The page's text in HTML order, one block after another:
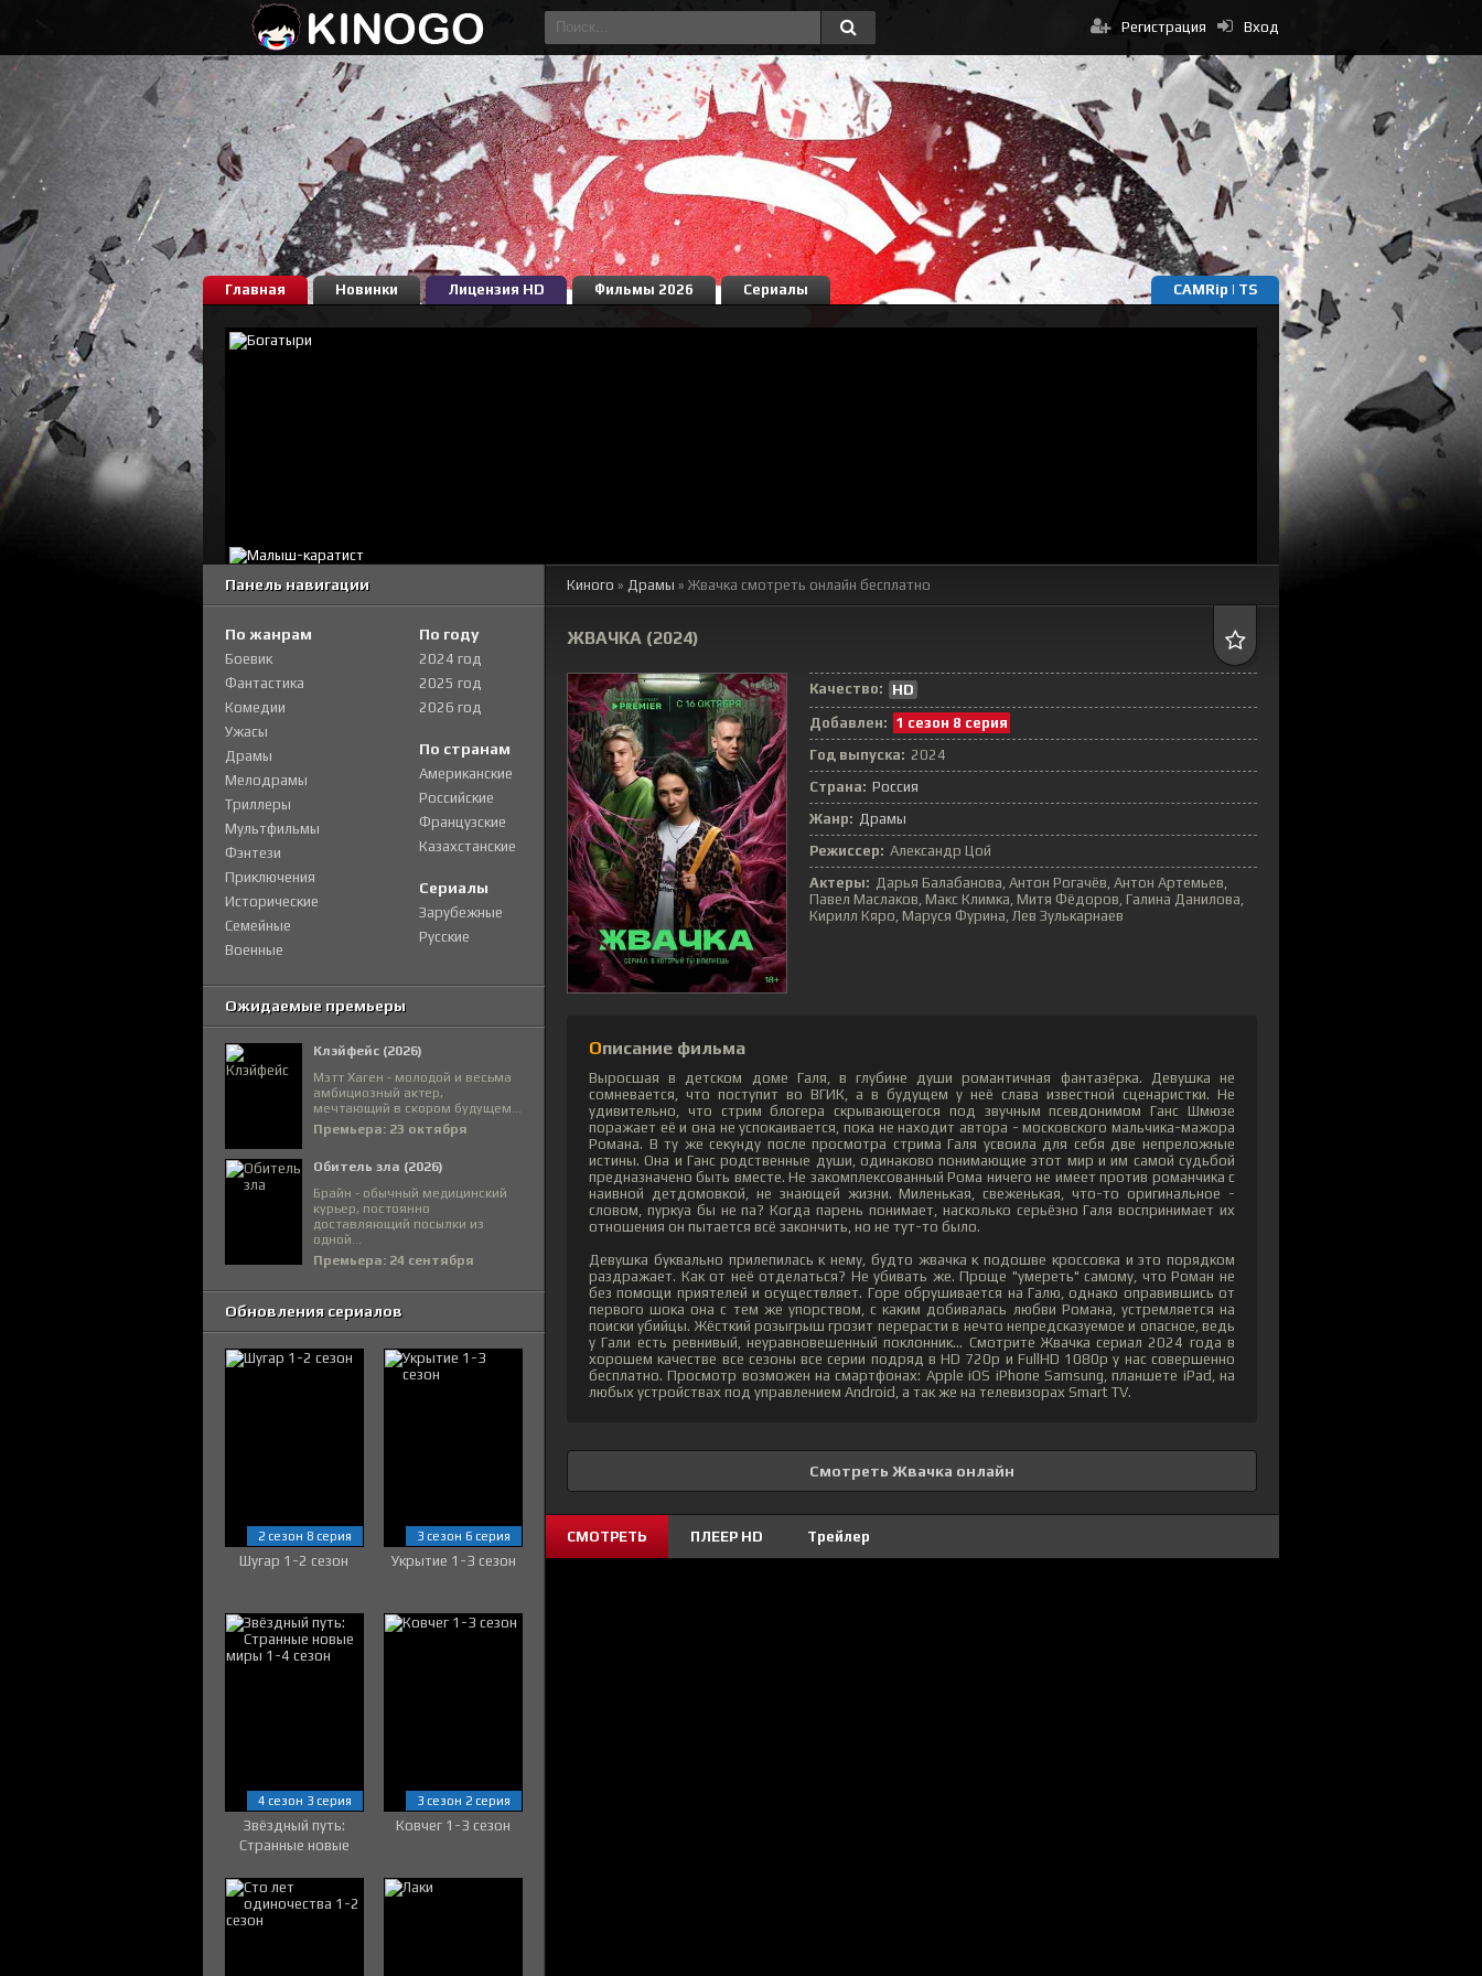
Вход
Регистрация
Главная Новинки Лицензия HD Фильмы 2026 Сериалы CAMRip | TS
Киного » Драмы » Жвачка смотреть онлайн бесплатно
ЖВАЧКА (2024)
Качество:
HD
Добавлен: 1 сезон 8 серия
Год выпуска: 2024
Страна: Россия
Жанр: Драмы
Режиссер: Александр Цой
Актеры: Дарья Балабанова, Антон Рогачёв, Антон Артемьев,
Павел Маслаков, Макс Климка, Митя Фёдоров, Галина Данилова,
Кирилл Кяро, Маруся Фурина, Лев Зулькарнаев
Описание фильма
Выросшая в детском доме Галя, в глубине души романтичная фантазёрка. Девушка не
сомневается, что поступит во ВГИК, а в будущем у неё слава известной сценаристки. Не
удивительно, что стрим блогера скрывающегося под звучным псевдонимом Ганс Шмюзе
поражает её и она не успокаивается, пока не находит автора - московского мальчика-мажора
Романа. В ту же секунду после просмотра стрима Галя усвоила для себя две непреложные
истины. Она и Ганс родственные души, одинаково понимающие этот мир и им самой судьбой
предназначено быть вместе. Не закомплексованный Рома ничего не имеет против романчика с
наивной детдомовкой, не знающей жизни. Миленькая, свеженькая, что-то оригинальное -
словом, пуркуа бы не па? Когда парень понимает, насколько серьёзно Галя воспринимает их
отношения он пытается всё закончить, но не тут-то было.
Девушка буквально прилепилась к нему, будто жвачка к подошве кроссовка и это порядком
раздражает. Как от неё отделаться? Не убивать же. Проще "умереть" самому, что Роман не
без помощи приятелей и осуществляет. Горе обрушивается на Галю, однако оправившись от
первого шока она с тем же упорством, с каким добивалась любви Романа, устремляется на
поиски убийцы. Жёсткий розыгрыш грозит перерасти в нечто непредсказуемое и опасное, ведь
у Гали есть ревнивый, неуравновешенный поклонник... Смотрите Жвачка сериал 2024 года в
хорошем качестве все сезоны все серии подряд в HD 720p и FullHD 1080p у нас совершенно
бесплатно. Просмотр возможен на смартфонах: Apple iOS iPhone Samsung, планшете iPad, на
любых устройствах под управлением Android, а так же на телевизорах Smart TV.
Смотреть Жвачка онлайн
СМОТРЕТЬ ПЛЕЕР HD Трейлер
Панель навигации
По жанрам
Боевик
Фантастика
Комедии
Ужасы
Драмы
Мелодрамы
Триллеры
Мультфильмы
Фэнтези
Приключения
Исторические
Семейные
Военные
По году
2024 год
2025 год
2026 год
По странам
Американские
Российские
Французские
Казахстанские
Сериалы
Зарубежные
Русские
Ожидаемые премьеры
Клэйфейс (2026)
Мэтт Хаген - молодой и весьма
амбициозный актер,
мечтающий в скором будущем...
Премьера: 23 октября
Обитель зла (2026)
Брайн - обычный медицинский
курьер, постоянно
доставляющий посылки из
одной...
Премьера: 24 сентября
Обновления сериалов
Шугар 1-2 сезон
2 сезон 8 серия
Укрытие 1-3 сезон
3 сезон 6 серия
Звёздный путь:
Странные новые
4 сезон 3 серия
Ковчег 1-3 сезон
3 сезон 2 серия